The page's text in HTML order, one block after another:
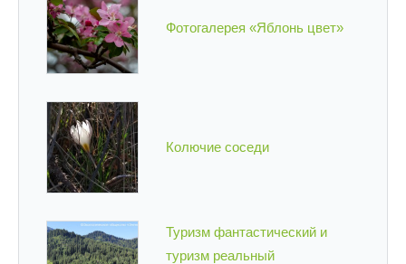
Фотогалерея «Яблонь цвет»
Колючие соседи
Туризм фантастический и
туризм реальный